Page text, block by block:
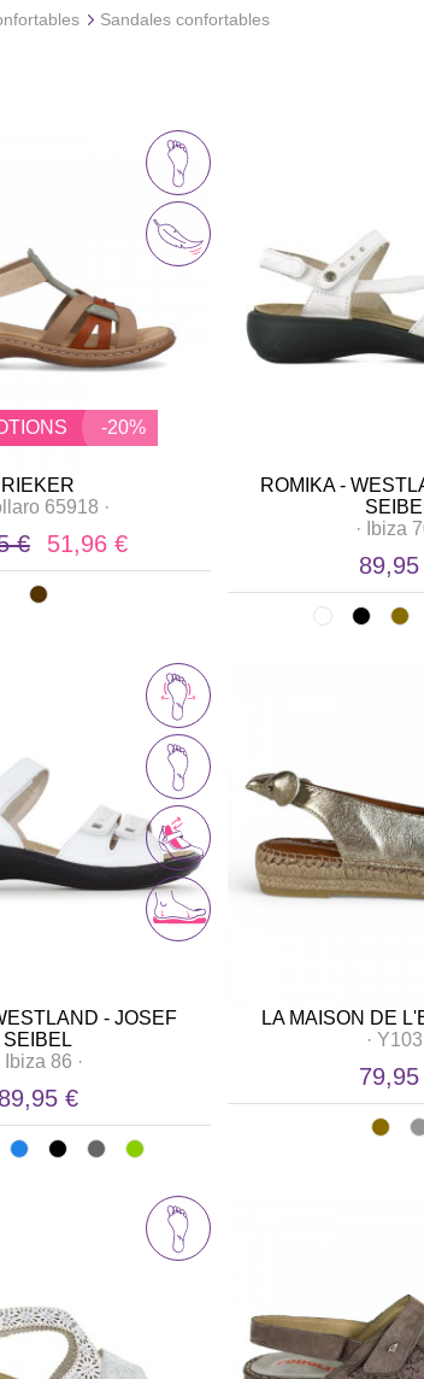
Sandales confortables
-20%
RIEKER
65918 ·
€ 51,96 €
ROMIKA -
·
Ibiza
- JOSEF
SEIBEL
Ibiza 86 ·
89,95 €
LA MAISON DE
· Y103